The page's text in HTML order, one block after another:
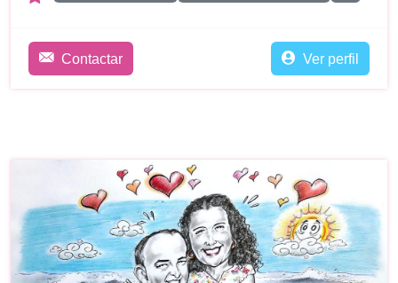
Contactar Ver perfil